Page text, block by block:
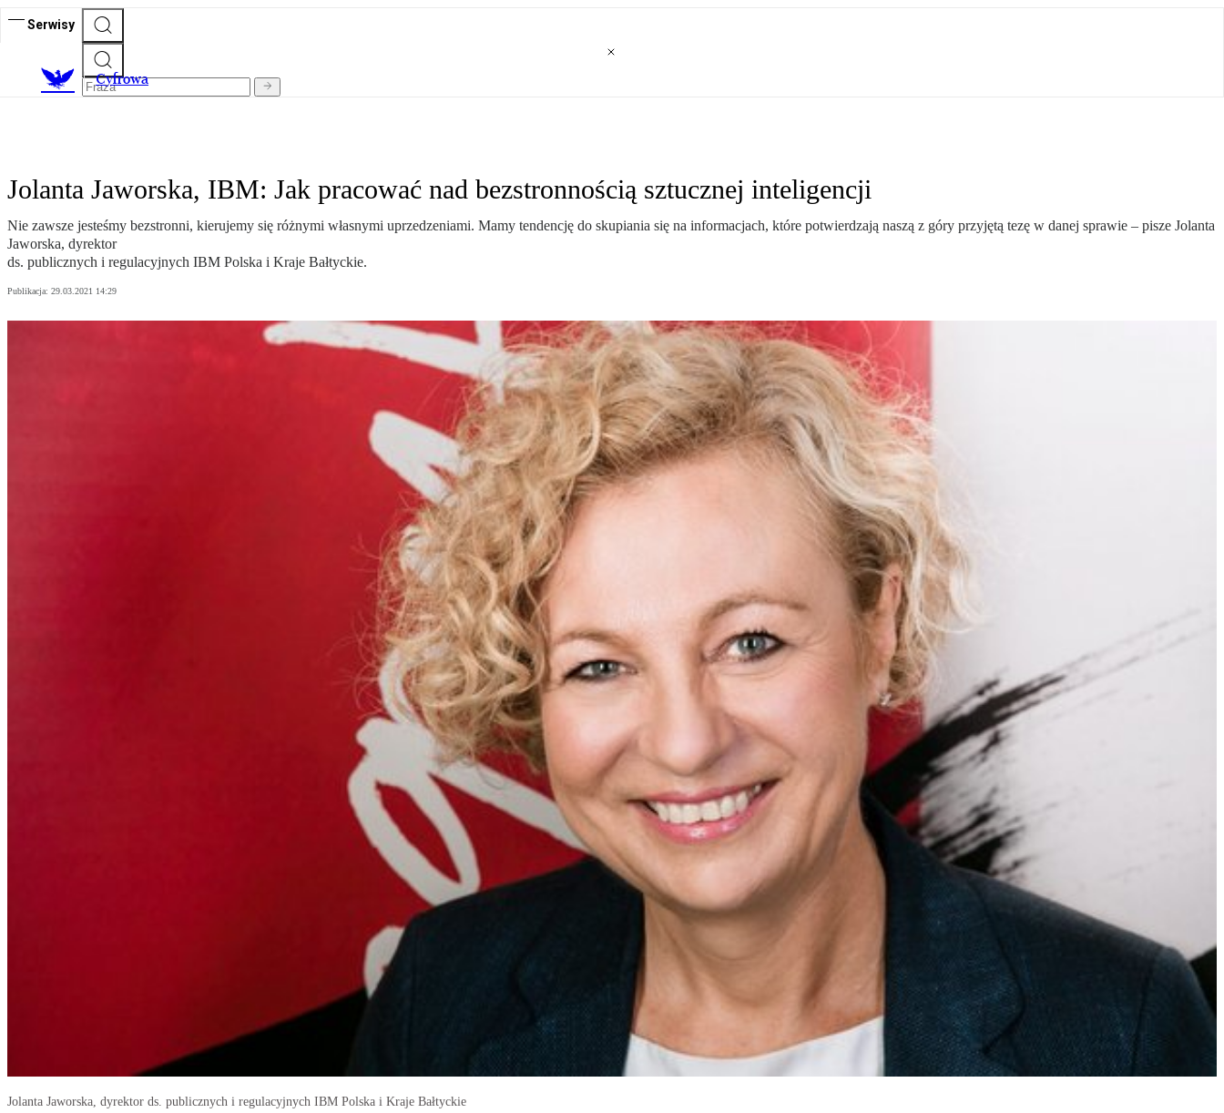
Serwisy
Cyfrowa
Jolanta Jaworska, IBM: Jak pracować nad bezstronnością sztucznej inteligencji
Nie zawsze jesteśmy bezstronni, kierujemy się różnymi własnymi uprzedzeniami. Mamy tendencję do skupiania się na informacjach, które potwierdzają naszą z góry przyjętą tezę w danej sprawie – pisze Jolanta
Jaworska, dyrektor
ds. publicznych i regulacyjnych IBM Polska i Kraje Bałtyckie.
Publikacja: 29.03.2021 14:29
Jolanta Jaworska, dyrektor ds. publicznych i regulacyjnych IBM Polska i Kraje Bałtyckie